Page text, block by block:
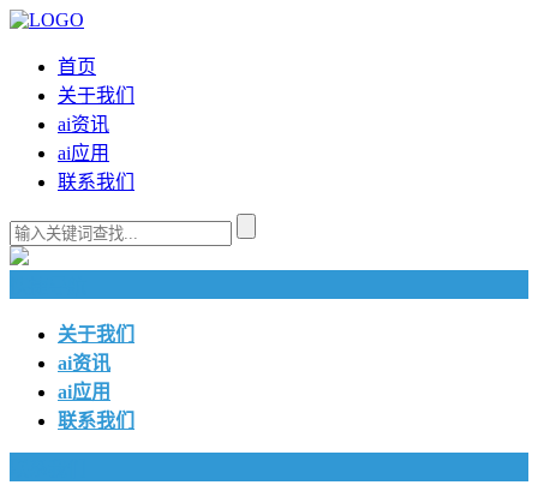
首页
关于我们
ai资讯
ai应用
联系我们
关于我们
ai资讯
ai应用
联系我们